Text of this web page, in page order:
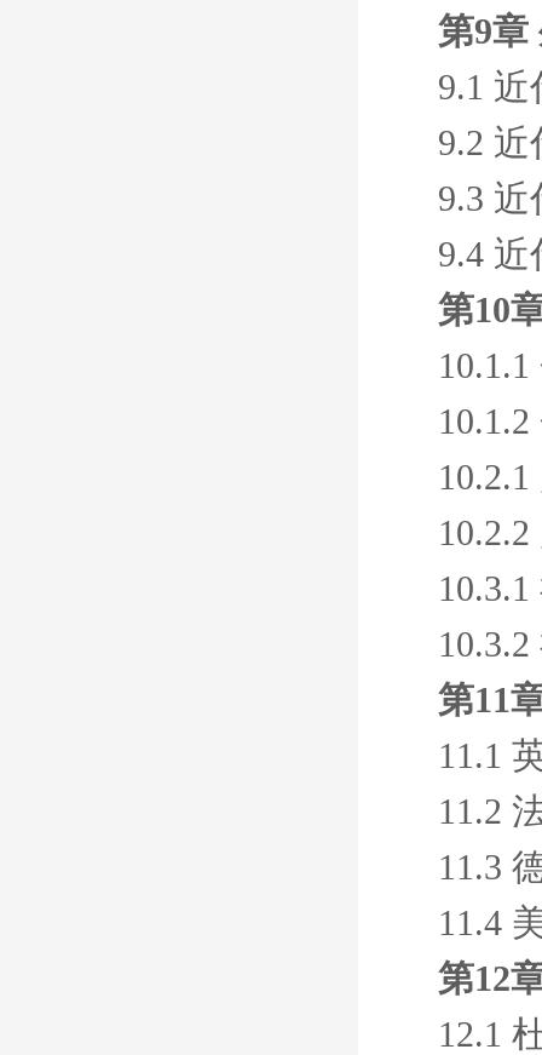
第9章
9.1
9.2
9.3
9.4
第10
第11
11.1
11.2
11.3
11.4
第12
12.1